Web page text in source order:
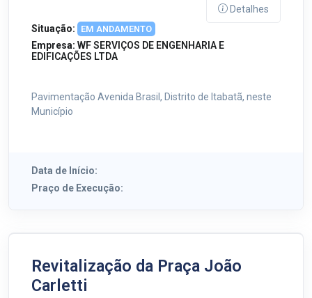
Detalhes
Situação:
EM ANDAMENTO
Empresa: WF SERVIÇOS DE ENGENHARIA E
EDIFICAÇÕES LTDA
Pavimentação Avenida Brasil, Distrito de Itabatã, neste
Município
Data de Início:
Praço de Execução:
Revitalização da Praça João
Carletti